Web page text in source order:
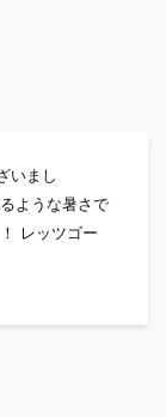
いまし
ような暑さで
レッツゴー